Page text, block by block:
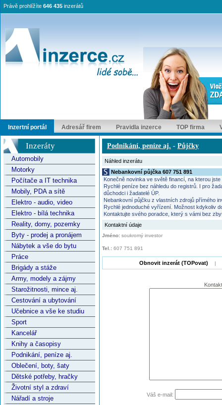
Právě prohlížíte 646 435 inzerátů
Inzertní portál Adresář firem Pravidla inzerce TOP firma
Inzeráty
Automobily
Motorky
Počítače a IT technika
Mobily, PDA a sítě
Elektro - audio, video
Elektro - bílá technika
Reality, domy, pozemky
Byty - prodej a pronájem
Nábytek a vše do bytu
Práce
Brigády a stáže
Army, modely a zájmy
Starožitnosti, mince aj.
Cestování a ubytování
Učebnice a vše ke studiu
Sport
Kancelář
Knihy a časopisy
Podnikání, peníze aj.
Oblečení, boty, šaty
Dětské potřeby, hračky
Životní styl a zdraví
Nářadí a stroje
Podnikání, peníze aj. - Půjčky
Náhled inzerátu
Nebankovní půjčka 607 751 891
Konečně novinka ve světě financí, na kterou jste
Rychlé peníze bez náhledu do registrů. I pro
důchodci i žadatelé ÚP.
Nebankovní půjčku z vlastních zdrojů přímého
Rychlé jednoduché vyřízení. Možnost kdykoliv
Kontaktujte svého poradce, který s vámi bez
Kontaktní údaje
Jméno: soukromý investor
Tel.: 607 751 891
Obnovit inzerát (TOPovat) |
Váš e-mail: